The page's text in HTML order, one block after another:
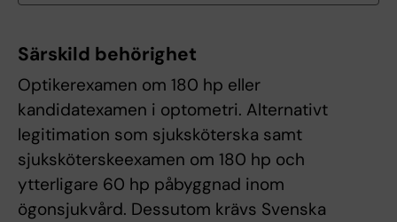
Särskild behörighet
Optikerexamen om 180 hp eller
kandidatexamen i optometri. Alternativt
legitimation som sjuksköterska samt
sjuksköterskeexamen om 180 hp och
ytterligare 60 hp påbyggnad inom
ögonsjukvård. Dessutom krävs Svenska